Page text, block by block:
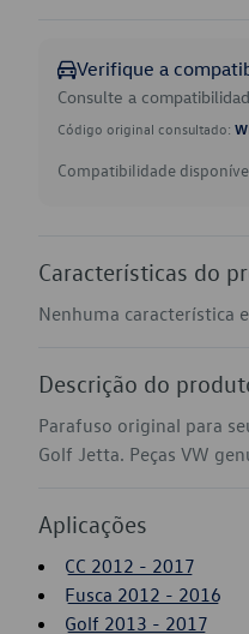
Verifique a
Consulte a
Código original consultado:
Compatibilidade
Características do
Nenhuma característica
Descrição do
Parafuso original para
Golf Jetta. Peças VW
Aplicações
CC 2012 - 2017
Fusca 2012 - 2016
Golf 2013 - 2017